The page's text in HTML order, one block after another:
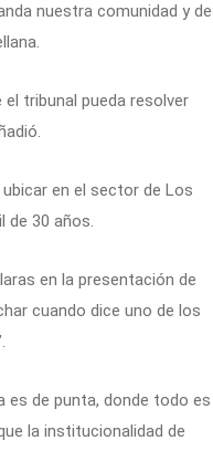
nuestra comunidad y de
tribunal pueda resolver
en el sector de Los
de 30 años.
en la presentación de
cuando dice uno de los
es de punta, donde todo es
la institucionalidad de